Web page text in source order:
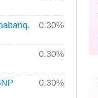
0.30%
0.30%
0.30%